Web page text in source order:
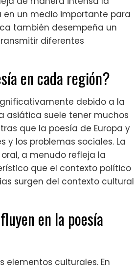
en un medio importante para
también desempeña un
diferentes
en cada región?
debido a la
asiática suele tener muchos
que la poesía de Europa y
los problemas sociales. La
a menudo refleja la
que el contexto político
surgen del contexto cultural
en la poesía
culturales. En